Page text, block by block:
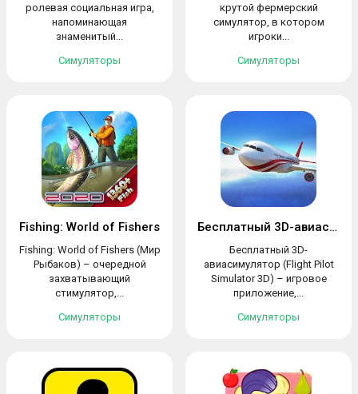
ролевая социальная игра,
напоминающая
знаменитый...
Симуляторы
крутой фермерский
симулятор, в котором
игроки...
Симуляторы
Fishing: World of Fishers
Fishing: World of Fishers (Мир
Рыбаков) – очередной
захватывающий
стимулятор,...
Симуляторы
Бесплатный 3D-авиасимулятор
Бесплатный 3D-
авиасимулятор (Flight Pilot
Simulator 3D) – игровое
приложение,...
Симуляторы